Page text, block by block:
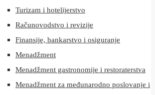
Turizam i hotelijerstvo
Računovodstvo i revizije
Finansije, bankarstvo i osiguranje
Menadžment
Menadžment gastronomije i restoraterstva
Menadžment za međunarodno poslovanje i